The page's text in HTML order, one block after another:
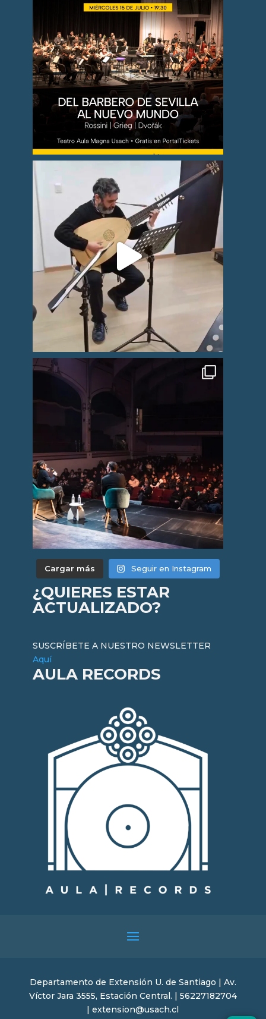
Cargar más Seguir en Instagram
¿QUIERES ESTAR
ACTUALIZADO?
SUSCRÍBETE A NUESTRO NEWSLETTER
Aquí
AULA RECORDS
Departamento de Extensión U. de Santiago | Av.
Víctor Jara 3555, Estación Central. | 56227182704
| extension@usach.cl